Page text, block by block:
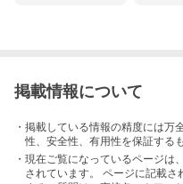
掲載情報について
・掲載している情報の精度には万
性、安全性、有用性を保証する
・現在ご覧になっているページは
されています。 ページに記載さ